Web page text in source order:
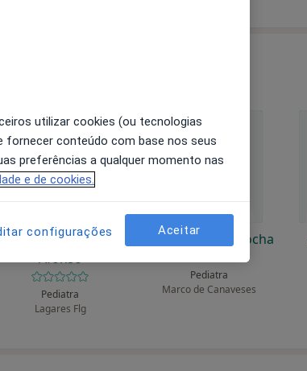
Alberto A M Caldas
Afonso
Pediatra
Lagares Flg
Alberto Cunha Rocha
Pediatra
Marco de Canaveses
utilizar cookies (ou tecnologias
conteúdo com base nos seus
preferências a qualquer momento nas
e de cookies.
configurações Aceitar